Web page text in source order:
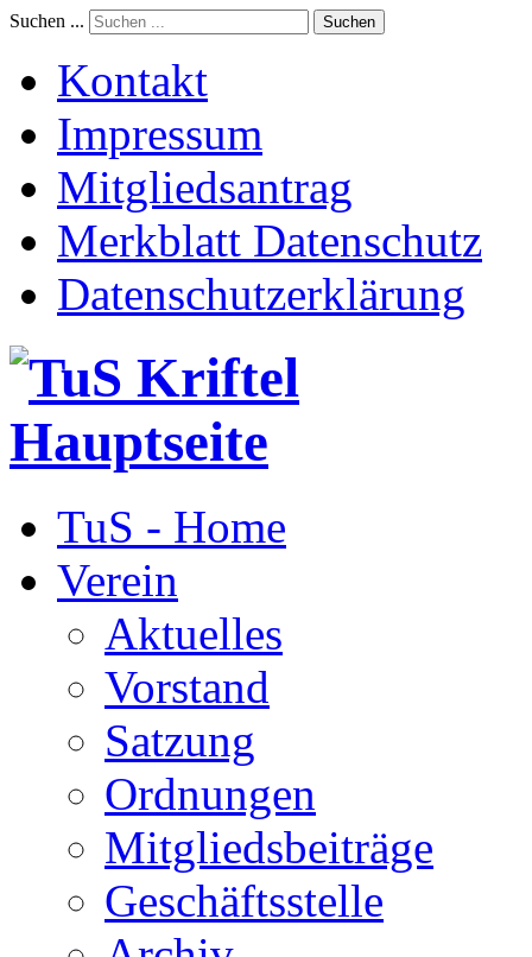
Suchen ... Suchen
Kontakt
Impressum
Mitgliedsantrag
Merkblatt Datenschutz
Datenschutzerklärung
TuS - Home
Verein
Aktuelles
Vorstand
Satzung
Ordnungen
Mitgliedsbeiträge
Geschäftsstelle